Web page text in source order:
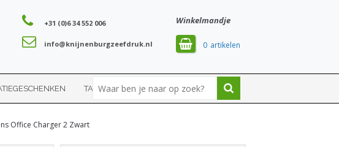
Winkelmandje
0
+31 (0)6 34 552 006
info@knijnenburgzeefdruk.nl
TASSEN SPORT
Office Charger 2 Zwart